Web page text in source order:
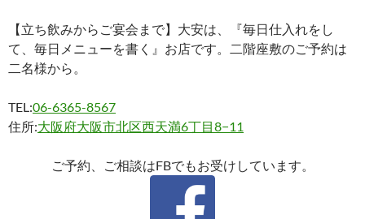
【立ち飲みからご宴会まで】大安は、『毎日仕入れをし
て、毎日メニューを書く』お店です。二階座敷のご予約は
二名様から。
TEL:06-6365-8567
住所:大阪府大阪市北区西天満6丁目8−11
ご予約、ご相談はFBでもお受けしています。